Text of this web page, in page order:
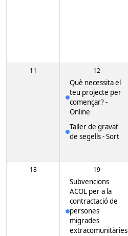
11 12
Què necessita el
teu projecte per
començar?-
Online
Taller de gravat
de segells- Sort
18 19
Subvencions
ACOL per a la
contractació de
persones
migrades
extracomunitàries